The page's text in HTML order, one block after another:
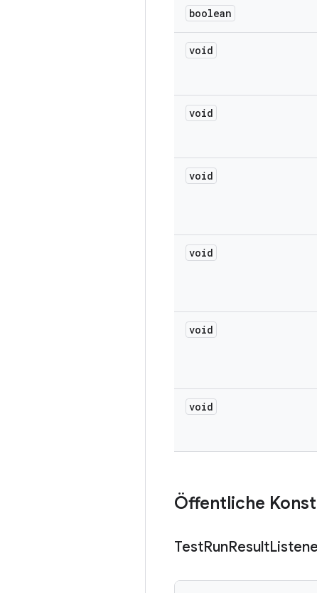
boolean
void
void
void
void
void
void
Öffentliche
TestRunResult